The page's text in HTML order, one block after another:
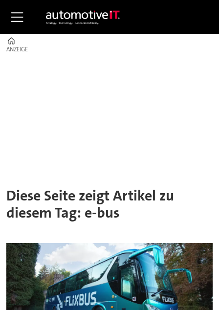
ANZEIGE
ANZEIGE
Diese Seite zeigt Artikel zu
diesem Tag: e-bus